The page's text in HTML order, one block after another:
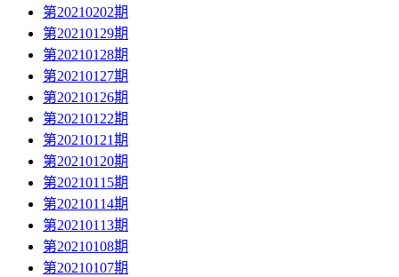
第20210202期
第20210129期
第20210128期
第20210127期
第20210126期
第20210122期
第20210121期
第20210120期
第20210115期
第20210114期
第20210113期
第20210108期
第20210107期